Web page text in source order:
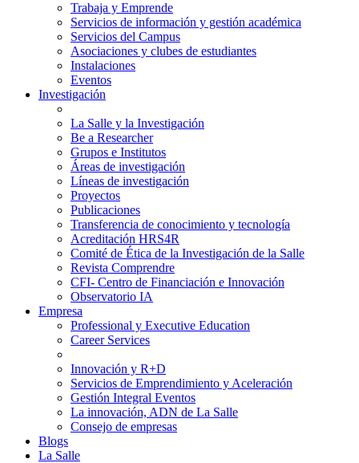
Trabaja y Emprende
Servicios de información y gestión académica
Servicios del Campus
Asociaciones y clubes de estudiantes
Instalaciones
Eventos
Investigación
La Salle y la Investigación
Be a Researcher
Grupos e Institutos
Áreas de investigación
Líneas de investigación
Proyectos
Publicaciones
Transferencia de conocimiento y tecnología
Acreditación HRS4R
Comité de Ética de la Investigación de la Salle
Revista Comprendre
CFI- Centro de Financiación e Innovación
Observatorio IA
Empresa
Professional y Executive Education
Career Services
Innovación y R+D
Servicios de Emprendimiento y Aceleración
Gestión Integral Eventos
La innovación, ADN de La Salle
Consejo de empresas
Blogs
La Salle